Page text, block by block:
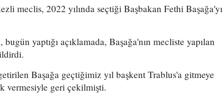
meclis, 2022 yılında seçtiği Başbakan Fethi Başağa'yı
yaptığı açıklamada, Başağa'nın mecliste yapılan
Başağa geçtiğimiz yıl başkent Trablus'a gitmeye
vermesiyle geri çekilmişti.